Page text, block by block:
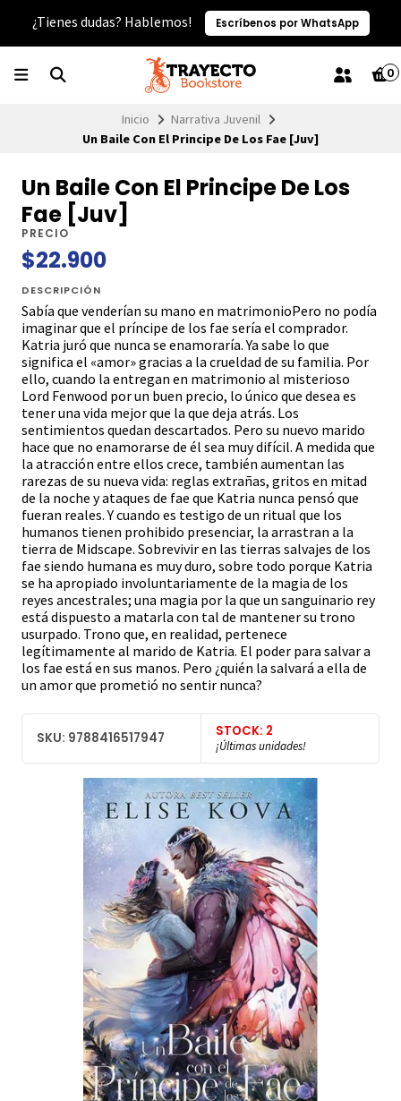
¿Tienes dudas? Hablemos! Escríbenos por WhatsApp
0
Inicio
Narrativa Juvenil
Un Baile Con El Principe De Los Fae [Juv]
Un Baile Con El Principe De Los
Fae [Juv]
PRECIO
$22.900
DESCRIPCIÓN
Sabía que venderían su mano en matrimonioPero no podía
imaginar que el príncipe de los fae sería el comprador.
Katria juró que nunca se enamoraría. Ya sabe lo que
significa el «amor» gracias a la crueldad de su familia. Por
ello, cuando la entregan en matrimonio al misterioso
Lord Fenwood por un buen precio, lo único que desea es
tener una vida mejor que la que deja atrás. Los
sentimientos quedan descartados. Pero su nuevo marido
hace que no enamorarse de él sea muy difícil. A medida que
la atracción entre ellos crece, también aumentan las
rarezas de su nueva vida: reglas extrañas, gritos en mitad
de la noche y ataques de fae que Katria nunca pensó que
fueran reales. Y cuando es testigo de un ritual que los
humanos tienen prohibido presenciar, la arrastran a la
tierra de Midscape. Sobrevivir en las tierras salvajes de los
fae siendo humana es muy duro, sobre todo porque Katria
se ha apropiado involuntariamente de la magia de los
reyes ancestrales; una magia por la que un sanguinario rey
está dispuesto a matarla con tal de mantener su trono
usurpado. Trono que, en realidad, pertenece
legítimamente al marido de Katria. El poder para salvar a
los fae está en sus manos. Pero ¿quién la salvará a ella de
un amor que prometió no sentir nunca?
SKU: 9788416517947 STOCK: 2
¡Últimas unidades!